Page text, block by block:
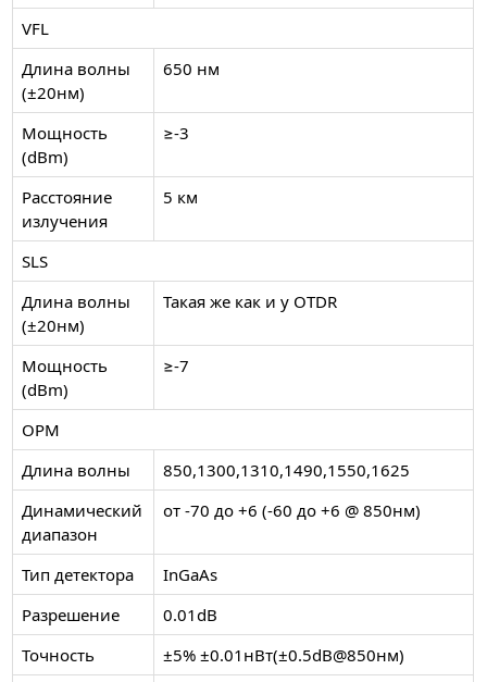
VFL
Длина волны
(±20нм)
650 нм
Мощность
(dBm)
≥-3
Расстояние
излучения
5 км
SLS
Длина волны
(±20нм)
Такая же как и у OTDR
Мощность
(dBm)
≥-7
OPM
Длина волны
850,1300,1310,1490,1550,1625
Динамический
диапазон
от -70 до +6 (-60 до +6 @ 850нм)
Тип детектора
InGaAs
Разрешение
0.01dB
Точность
±5% ±0.01нВт(±0.5dB@850нм)